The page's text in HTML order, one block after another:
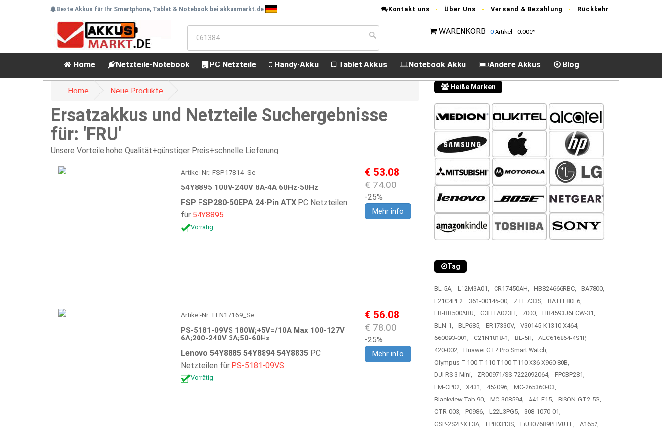
Beste Akkus für Ihr Smartphone, Tablet & Notebook bei akkusmarkt.de Kontakt uns Über Uns Versand & Bezahlung Rückkehr
WARENKORB 0 Artikel - 0.00€*
Home Netzteile-Notebook PC Netzteile Handy-Akku Tablet Akkus Notebook Akku Andere Akkus Blog
Home Neue Produkte
Ersatzakkus und Netzteile Suchergebnisse
für: 'FRU'
Unsere Vorteile:hohe Qualität+günstiger Preis+schnelle Lieferung.
Artikel-Nr.: FSP17814_Se
54Y8895 100V-240V 8A-4A 60Hz-50Hz
FSP FSP280-50EPA 24-Pin ATX PC Netzteilen
für 54Y8895
Vorrätig
€ 53.08
€ 74.00
-25%
Mehr info
Artikel-Nr.: LEN17169_Se
PS-5181-09VS 180W;+5V=/10A Max 100-127V
6A;200-240V 3A;50-60Hz
Lenovo 54Y8885 54Y8894 54Y8835 PC
Netzteilen für PS-5181-09VS
Vorrätig
€ 56.08
€ 78.00
-25%
Mehr info
Heiße Marken
Tag
BL-5A, L12M3A01, CR17450AH, HB824666RBC,
BA7800,
L21C4PE2,
361-00146-00, ZTE A33S,
BATEL80L6,
EB-BR500ABU,
G3HTA023H, 7000,
HB4593J6ECW-31,
BLN-1,
BLP685, ER17330V,
V30145-K1310-X464,
660093-001,
C21N1818-1, BL-5H,
AEC616864-4S1P,
420-002,
Huawei GT2 Pro Smart Watch,
Olympus T 100 T 110 T100 T110 X36 X960 80B,
DJI RS 3 Mini,
ZR00971/SS-7222092064,
FPCBP281,
LM-CP02,
X431, 452096,
MC-265360-03,
Blackview Tab 90,
MC-308594, A41-E15,
BISON-GT2-5G,
CTR-003,
P0986, L22L3PG5,
308-1070-01,
GSP-2S2P-XT3A,
FPB0313S, LiU307689PHVUTL,
A1652,